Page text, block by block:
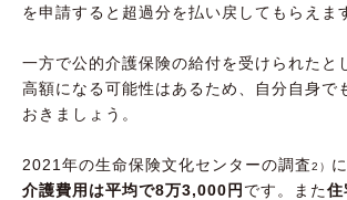
を申請すると超過分を払い戻してもらえま
一方で公的介護保険の給付を受けられたと
高額になる可能性はあるため、自分自身で
おきましょう。
2021年の生命保険文化センターの調査2）
介護費用は平均で8万3,000円 です。また住